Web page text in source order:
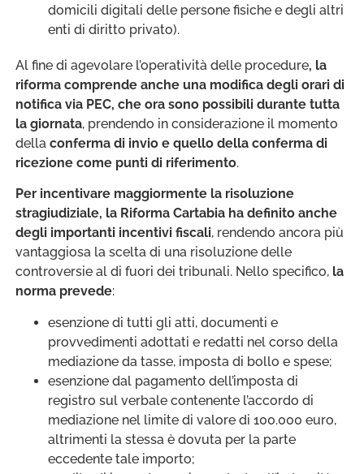
domicili digitali delle persone fisiche e degli altri
enti di diritto privato).
Al fine di agevolare l’operatività delle procedure, la
riforma comprende anche una modifica degli orari di
notifica via PEC, che ora sono possibili durante tutta
la giornata, prendendo in considerazione il momento
della conferma di invio e quello della conferma di
ricezione come punti di riferimento.
Per incentivare maggiormente la risoluzione
stragiudiziale, la Riforma Cartabia ha definito anche
degli importanti incentivi fiscali, rendendo ancora più
vantaggiosa la scelta di una risoluzione delle
controversie al di fuori dei tribunali. Nello specifico, la
norma prevede:
esenzione di tutti gli atti, documenti e
provvedimenti adottati e redatti nel corso della
mediazione da tasse, imposta di bollo e spese;
esenzione dal pagamento dell’imposta di
registro sul verbale contenente l’accordo di
mediazione nel limite di valore di 100.000 euro,
altrimenti la stessa è dovuta per la parte
eccedente tale importo;